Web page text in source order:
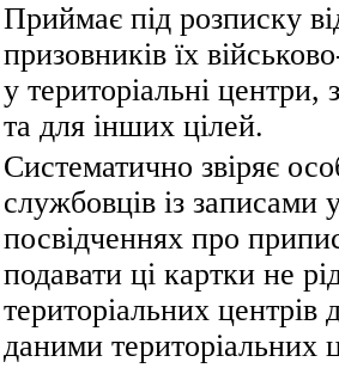
Приймає під розписку
призовників їх
у територіальні
та для інших цілей.
Систематично звіряє
службовців із записами
посвідченнях про
подавати ці картки не
територіальних центрів
даними територіальних